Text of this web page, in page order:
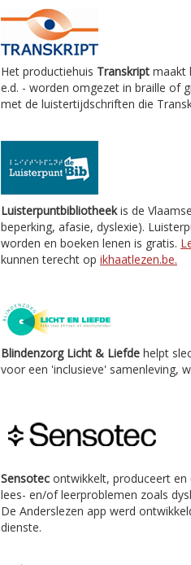
Het productiehuis Transkript maakt
e.d. - worden omgezet in braille of
met de luistertijdschriften die
Luisterpuntbibliotheekis de
beperking, afasie, dyslexie).
worden en boeken lenen is gratis.
kunnen terecht op ikhaatlezen.be.
Blindenzorg Licht & Liefde helpt
voor een 'inclusieve' samenleving,
Sensotec ontwikkelt, produceert en
lees- en/of leerproblemen zoals
De Anderslezen app werd
dienste.